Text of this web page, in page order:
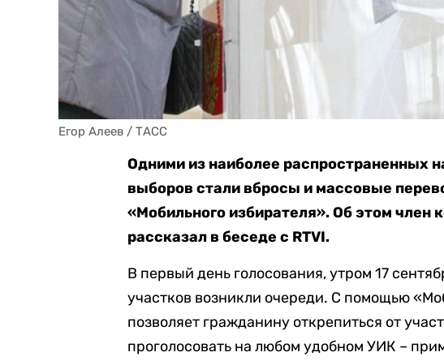
Егор Алеев / ТАСС
Одними из наиболее распространенных
выборов стали вбросы и массовые
«Мобильного избирателя». Об этом
рассказал в беседе с RTVI.
В первый день голосования, утром 17
участков возникли очереди. С помощью
позволяет гражданину открепиться от
проголосовать на любом удобном УИК –